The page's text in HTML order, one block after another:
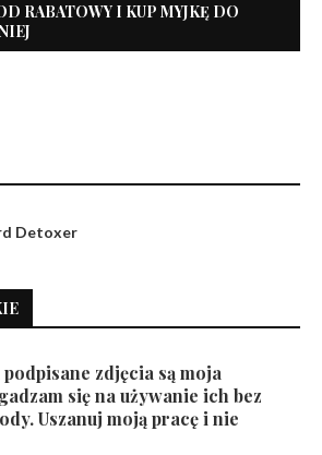
RABATOWY I KUP MYJKĘ DO
Detoxer
zdjęcia są moja
się na używanie ich bez
Uszanuj moją pracę i nie